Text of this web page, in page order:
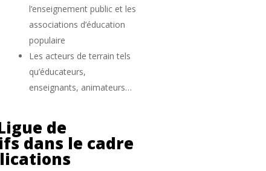
l’enseignement public et les
associations d’éducation
populaire
Les acteurs de terrain tels
qu’éducateurs,
enseignants, animateurs…
de
dans le cadre